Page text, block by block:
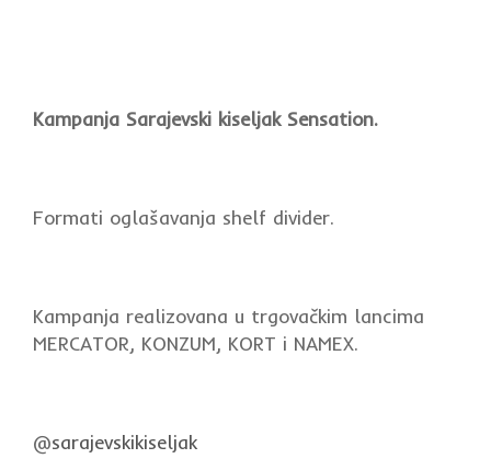
Kampanja Sarajevski kiseljak Sensation.
Formati oglašavanja shelf divider.
Kampanja realizovana u trgovačkim lancima
MERCATOR, KONZUM, KORT i NAMEX.
@sarajevskikiseljak